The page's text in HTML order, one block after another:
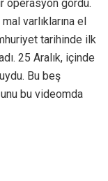
operasyon gördü.
varlıklarına el
tarihinde ilk
25 Aralık, içinde
Bu beş
bu videomda